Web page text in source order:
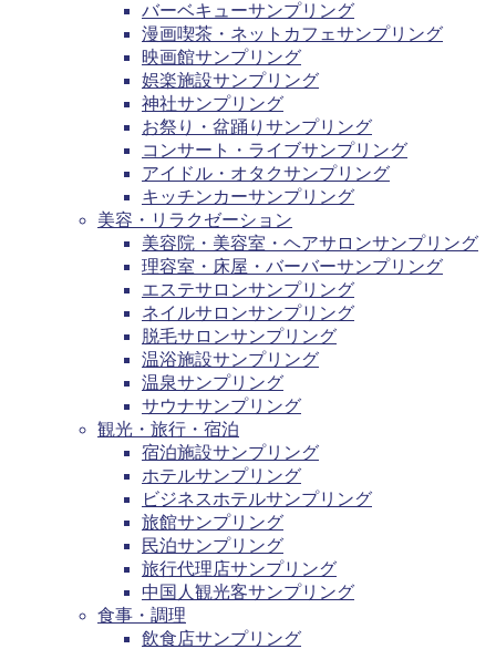
バーベキューサンプリング
漫画喫茶・ネットカフェサンプリング
映画館サンプリング
娯楽施設サンプリング
神社サンプリング
お祭り・盆踊りサンプリング
コンサート・ライブサンプリング
アイドル・オタクサンプリング
キッチンカーサンプリング
美容・リラクゼーション
美容院・美容室・ヘアサロンサンプリング
理容室・床屋・バーバーサンプリング
エステサロンサンプリング
ネイルサロンサンプリング
脱毛サロンサンプリング
温浴施設サンプリング
温泉サンプリング
サウナサンプリング
観光・旅行・宿泊
宿泊施設サンプリング
ホテルサンプリング
ビジネスホテルサンプリング
旅館サンプリング
民泊サンプリング
旅行代理店サンプリング
中国人観光客サンプリング
食事・調理
飲食店サンプリング